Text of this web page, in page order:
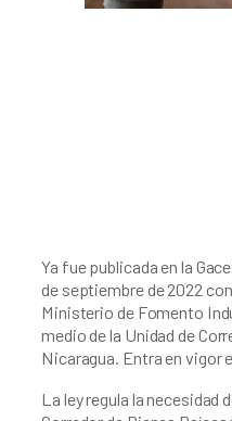
Ya fue publicada en la
de septiembre de 2022
Ministerio de Fomento
medio de la Unidad de
Nicaragua. Entra en vigor
La ley regula la necesidad